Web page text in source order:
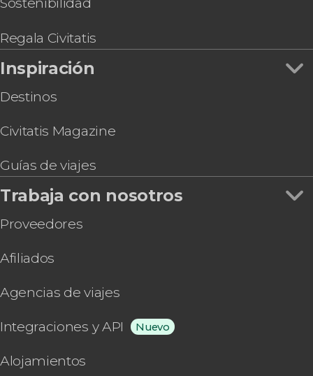
Sostenibilidad
Regala Civitatis
Inspiración
Destinos
Civitatis Magazine
Guías de viajes
Trabaja con nosotros
Proveedores
Afiliados
Agencias de viajes
Integraciones y API Nuevo
Alojamientos